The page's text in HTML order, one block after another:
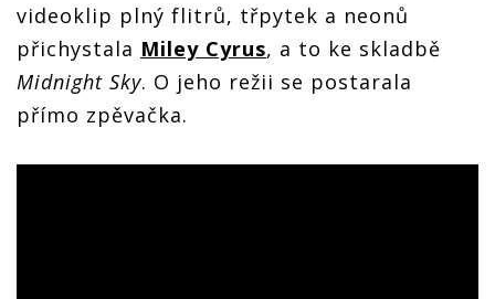
videoklip plný flitrů, třpytek a neonů
přichystala Miley Cyrus, a to ke skladbě
Midnight Sky. O jeho režii se postarala
přímo zpěvačka.